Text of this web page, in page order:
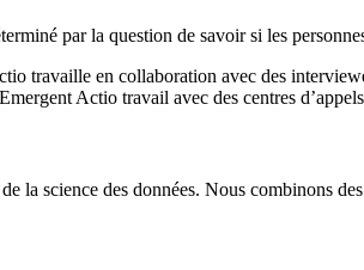
par la question de savoir si les
travaille en collaboration avec des
Actio travail avec des centres
science des données. Nous combinons